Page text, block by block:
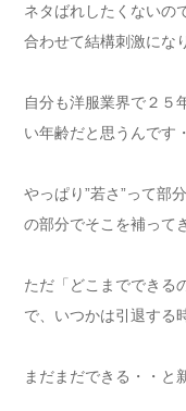
ネタばれしたくないの
合わせて結構刺激にな
自分も洋服業界で２５
い年齢だと思うんです
やっぱり”若さ”って部
の部分でそこを補って
ただ「どこまでできる
で、いつかは引退する
まだまだできる・・と